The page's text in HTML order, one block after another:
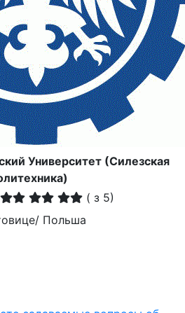
Университет (Силезская
( з 5)
Польша